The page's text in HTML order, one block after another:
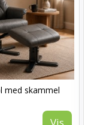
med skammel
Vis